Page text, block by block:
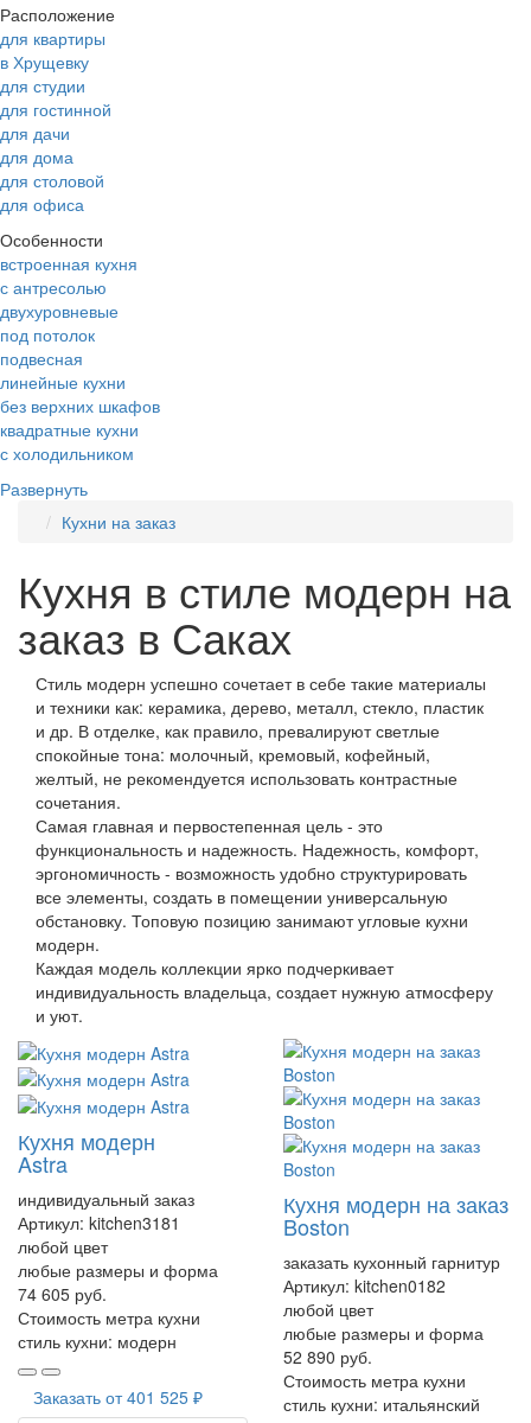
Расположение
для квартиры
в Хрущевку
для студии
для гостинной
для дачи
для дома
для столовой
для офиса
Особенности
встроенная кухня
с антресолью
двухуровневые
под потолок
подвесная
линейные кухни
без верхних шкафов
квадратные кухни
с холодильником
Развернуть
Кухни на заказ
Кухня в стиле модерн на
заказ в Саках
Стиль модерн успешно сочетает в себе такие материалы
и техники как: керамика, дерево, металл, стекло, пластик
и др. В отделке, как правило, превалируют светлые
спокойные тона: молочный, кремовый, кофейный,
желтый, не рекомендуется использовать контрастные
сочетания.
Самая главная и первостепенная цель - это
функциональность и надежность. Надежность, комфорт,
эргономичность - возможность удобно структурировать
все элементы, создать в помещении универсальную
обстановку. Топовую позицию занимают угловые кухни
модерн.
Каждая модель коллекции ярко подчеркивает
индивидуальность владельца, создает нужную атмосферу
и уют.
Кухня модерн
Astra
индивидуальный заказ
Артикул: kitchen3181
любой цвет
любые размеры и форма
74 605 руб.
Стоимость метра кухни
стиль кухни: модерн
Заказать от401 525 ₽
Кухня модерн на заказ
Boston
заказать кухонный гарнитур
Артикул: kitchen0182
любой цвет
любые размеры и форма
52 890 руб.
Стоимость метра кухни
стиль кухни: итальянский